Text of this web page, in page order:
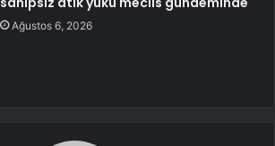
Ağustos 6, 2026